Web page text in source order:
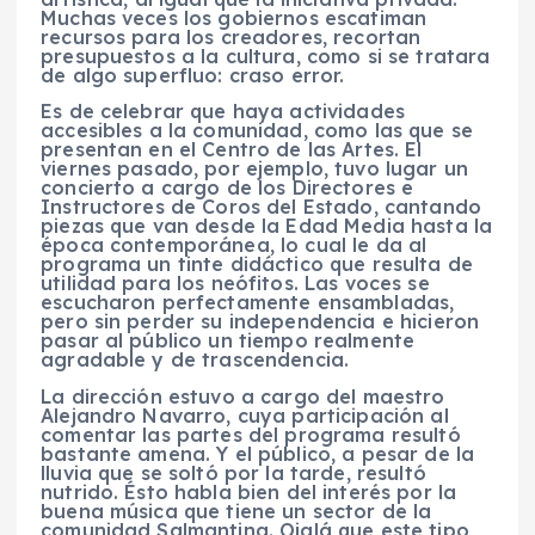
Muchas veces los gobiernos escatiman
recursos para los creadores, recortan
presupuestos a la cultura, como si se tratara
de algo superfluo: craso error.
Es de celebrar que haya actividades
accesibles a la comunidad, como las que se
presentan en el Centro de las Artes. El
viernes pasado, por ejemplo, tuvo lugar un
concierto a cargo de los Directores e
Instructores de Coros del Estado, cantando
piezas que van desde la Edad Media hasta la
época contemporánea, lo cual le da al
programa un tinte didáctico que resulta de
utilidad para los neófitos. Las voces se
escucharon perfectamente ensambladas,
pero sin perder su independencia e hicieron
pasar al público un tiempo realmente
agradable y de trascendencia.
La dirección estuvo a cargo del maestro
Alejandro Navarro, cuya participación al
comentar las partes del programa resultó
bastante amena. Y el público, a pesar de la
lluvia que se soltó por la tarde, resultó
nutrido. Ésto habla bien del interés por la
buena música que tiene un sector de la
comunidad Salmantina. Ojalá que este tipo